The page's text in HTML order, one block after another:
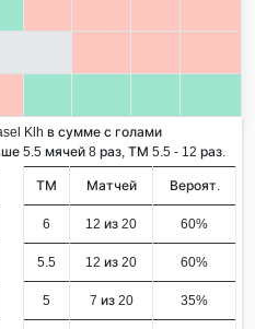
Klh в сумме с голами
5.5 мячей 8 раз, ТМ 5.5 - 12 раз.
ТМ Матчей Вероят.
6 12 из 20 60%
5.5 12 из 20 60%
5 7 из 20 35%